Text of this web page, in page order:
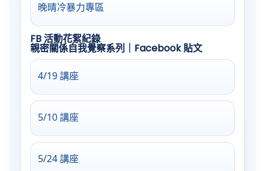
晚晴冷暴力專區
FB 活動花絮紀錄
親密關係自我覺察系列 ｜Facebook 貼文
4/19 講座
5/10 講座
5/24 講座